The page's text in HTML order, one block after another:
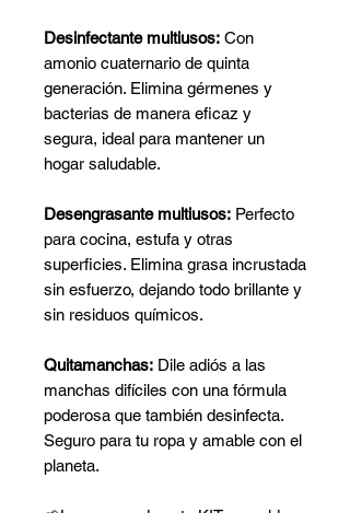
Desinfectante multiusos: Con
amonio cuaternario de quinta
generación. Elimina gérmenes y
bacterias de manera eficaz y
segura, ideal para mantener un
hogar saludable.
Desengrasante multiusos: Perfecto
para cocina, estufa y otras
superficies. Elimina grasa incrustada
sin esfuerzo, dejando todo brillante y
sin residuos químicos.
Quitamanchas: Dile adiós a las
manchas difíciles con una fórmula
poderosa que también desinfecta.
Seguro para tu ropa y amable con el
planeta.